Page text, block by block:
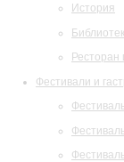
История
Ресторан
Фестивали и